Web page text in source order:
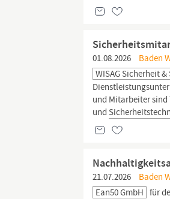
01.08.2026
Baden
WISAG Sicherheit
und Mitarbeiter sind
und
21.07.2026
Baden
Ean50 GmbH für